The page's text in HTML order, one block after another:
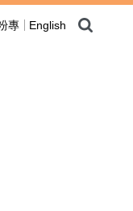
專 English